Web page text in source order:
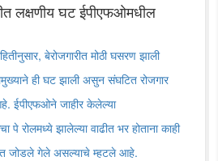
लक्षणीय घट ईपीएफओमधील
बेरोजगारीत मोठी घसरण झाली
ही घट झाली असुन संघटित रोजगार
आहे. ईपीएफओने जाहीर केलेल्या
रोलमध्ये झालेल्या वाढीत भर होताना काही
जोडले गेले असल्याचे म्हटले आहे.